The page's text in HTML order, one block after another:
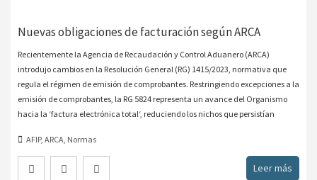
Nuevas obligaciones de facturación según ARCA
Recientemente la Agencia de Recaudación y Control Aduanero (ARCA)
introdujo cambios en la Resolución General (RG) 1415/2023, normativa que
regula el régimen de emisión de comprobantes. Restringiendo excepciones a la
emisión de comprobantes, la RG 5824 representa un avance del Organismo
hacia la ‘factura electrónica total‘, reduciendo los nichos que persistían
AFIP, ARCA, Normas
Leer más